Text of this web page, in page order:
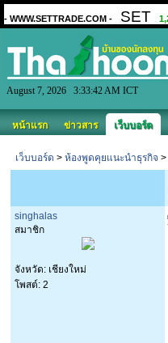
August 7, 2026 3:33:42 AM ICT
หน้าแรก ข่าวสาร เว็บบอร์ด
เว็บบอร์ด > ห้องพูดคุยแนะนำธุรกิจ >
singhalas
สมาชิก
จังหวัด: เชียงใหม่
โพสต์: 2